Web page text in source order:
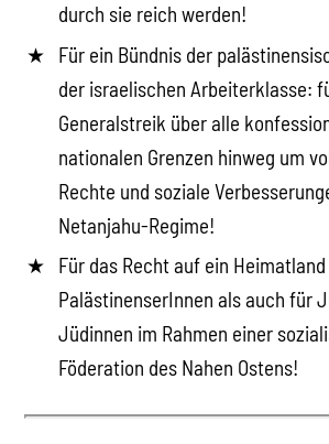
durch sie reich werden!
Für ein Bündnis der
der israelischen Arbeiterklasse:
Generalstreik über alle
nationalen Grenzen hinweg um
Rechte und soziale
Netanjahu-Regime!
Für das Recht auf ein
PalästinenserInnen als auch für
Jüdinnen im Rahmen einer
Föderation des Nahen Ostens!